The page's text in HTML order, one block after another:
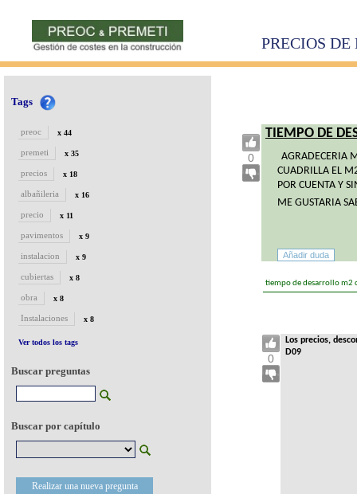
PRECIOS
Tags
preoc x 44
premeti x 35
precios x 18
albañileria x 16
precio x 11
pavimentos x 9
instalacion x 9
cubiertas x 8
obra x 8
Instalaciones x 8
Ver todos los tags
Buscar preguntas
Buscar por capítulo
Realizar una nueva pregunta
0
TIEMPO DE
AGRADECERIA
CUADRILLA EL
POR CUENTA Y
ME GUSTARIA
tiempo de desarrollo m2
0
Los precios,
D09